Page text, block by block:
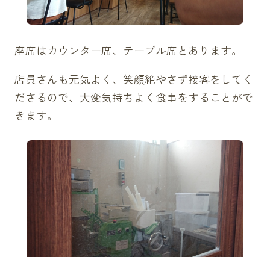
座席はカウンター席、テーブル席とあります。
店員さんも元気よく、笑顔絶やさず接客をしてく
ださるので、大変気持ちよく食事をすることがで
きます。